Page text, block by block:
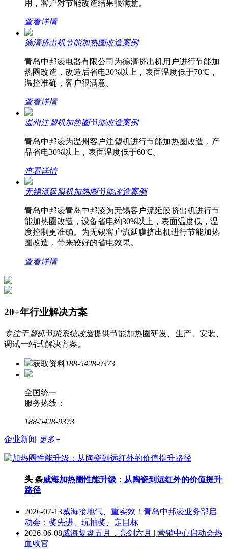
用，客户对节能改造结果很满意。
查看详情
德清挤出机节能加热圈改造案例
青岛中邦凌电器有限公司为德清挤出机用户进行节能加
热圈改造，改造后省电30%以上，表面温度低于70℃，
温控准确，客户很满意。
查看详情
温州注塑机加热圈节能改造案例
青岛中邦凌为温州客户注塑机进行节能加热圈改造，产
品省电30%以上，表面温度低于60℃。
查看详情
无锡流延膜机加热圈节能改造案例
青岛中邦凌青岛中邦凌为无锡客户流延膜挤出机进行节
能加热圈改造，设备省电约30%以上，表面温度低，温
度控制更准确。为无锡客户流延膜挤出机进行节能加热
圈改造，带来较好的省电效果。
查看详情
20+年行业解决方案
专注于塑机节能系统改造提供节能加热圈研发、生产、安装、
调试一站式解决方案。
获取资料188-5428-9373
全国统一
服务热线：
188-5428-9373
企业新闻 更多+
头 条威海加热圈性能升级：从陶瓷到远红外的价值提升
路径
2026-07-13威海接地气、重实效！青岛中邦凌业务部启
动会：奖先进、玩抽奖、定目标
2026-06-08威海复盘五月，亮剑六月 | 营销中心启动会热
血收官